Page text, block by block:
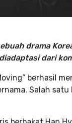
drama
dari
berhasil
Salah